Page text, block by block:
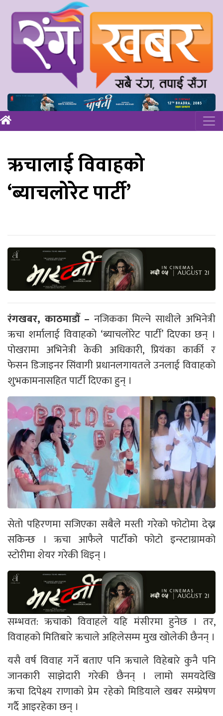
ऋचालाई विवाहको
‘ब्याचलोरेट पार्टी’
रंगखबर, काठमाडौँ – नजिकका मिल्ने साथीले अभिनेत्री
ऋचा शर्मालाई विवाहको ‘ब्याचलोरेट पार्टी’ दिएका छन् ।
पोखरामा अभिनेत्री केकी अधिकारी, प्रियंका कार्की र
फेसन डिजाइनर सिंवागी प्रधानलगायतले उनलाई विवाहको
शुभकामनासहित पार्टी दिएका हुन् ।
सेतो पहिरणमा सजिएका सबैले मस्ती गरेको फोटोमा देख्न
सकिन्छ । ऋचा आफैले पार्टीको फोटो इन्स्टाग्रामको
स्टोरीमा शेयर गरेकी थिइन् ।
सम्भवत: ऋचाको विवाहले यहि मंसीरमा हुनेछ । तर,
विवाहको मितिबारे ऋचाले अहिलेसम्म मुख खोलेकी छैनन् ।
यसै वर्ष विवाह गर्ने बताए पनि ऋचाले विहेबारे कुनै पनि
जानकारी साझेदारी गरेकी छैनन् । लामो समयदेखि
ऋचा दिपेक्ष्य राणाको प्रेम रहेको मिडियाले खबर सम्प्रेषण
गर्दै आइरहेका छन् ।